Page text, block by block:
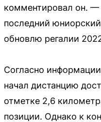
комментировал он. —
последний
обновлю регалии
Согласно
начал дистанцию
отметке 2,6
позиции. Однако к